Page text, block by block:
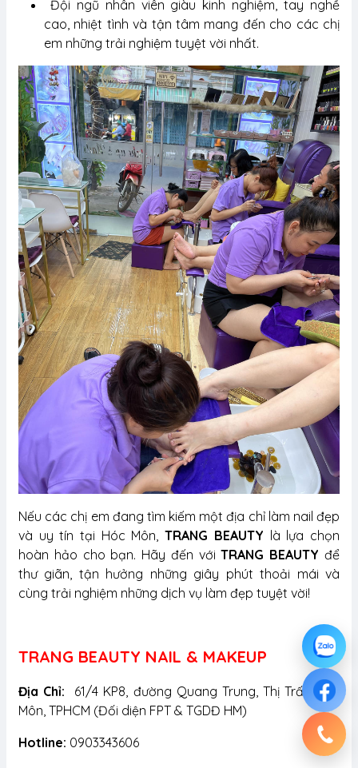
Đội ngũ nhân viên giàu kinh nghiệm, tay nghề
cao, nhiệt tình và tận tâm mang đến cho các chị
em những trải nghiệm tuyệt vời nhất.
Nếu các chị em đang tìm kiếm một địa chỉ làm nail đẹp
và uy tín tại Hóc Môn,TRANG BEAUTY là lựa chọn
hoàn hảo cho bạn. Hãy đến vớiTRANG BEAUTY để
thư giãn, tận hưởng những giây phút thoải mái và
cùng trải nghiệm những dịch vụ làm đẹp tuyệt vời!
TRANG BEAUTY NAIL & MAKEUP
Địa Chỉ:
61/4 KP8, đường Quang Trung, Thị Trấn Hóc
Môn, TPHCM (Đối diện FPT & TGDĐ HM)
Hotline: 0903343606